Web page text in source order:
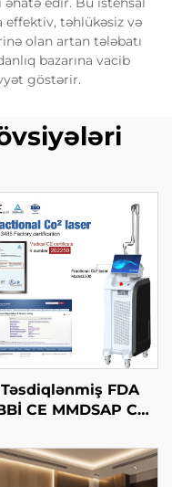
effektiv, təhlükəsiz və
olan artan tələbatı
bazarına vacib
göstərir.
Təsdiqlənmiş FDA
CE MMDSAP CO2
Maşını